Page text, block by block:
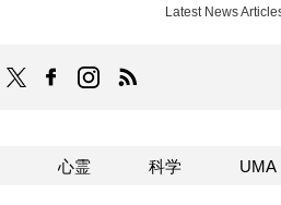
Latest News
TOCANAのFacebookはこちら
TOCANAのinstagramはこちら
心霊 科学 UMA